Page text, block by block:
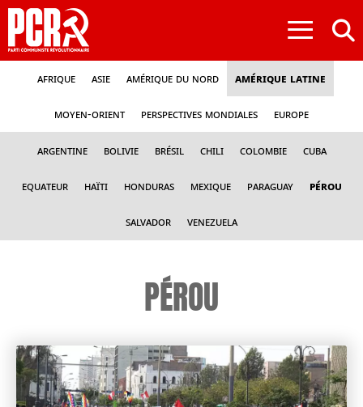
≡
Afrique Asie Amérique du nord Amérique latine
Moyen-Orient Perspectives mondiales Europe
Argentine Bolivie Brésil Chili Colombie Cuba
Equateur Haïti Honduras Mexique Paraguay Pérou
Salvador Venezuela
PÉROU